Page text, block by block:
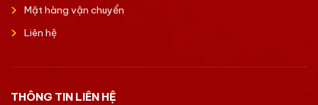
Mặt hàng vận chuyển
Liên hệ
THÔNG TIN LIÊN HỆ